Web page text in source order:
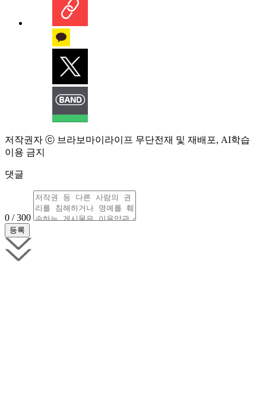
저작권자 ⓒ 브라보마이라이프 무단전재 및 재배포, AI학습
이용 금지
댓글
0 / 300